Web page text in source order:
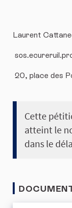
Laurent
20, place des
Cette
atteint le
dans le